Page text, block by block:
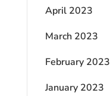
April 2023
March 2023
February 2023
January 2023